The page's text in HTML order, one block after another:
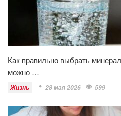
Как правильно выбрать
можно …
Жизнь 28 мая 2026 599